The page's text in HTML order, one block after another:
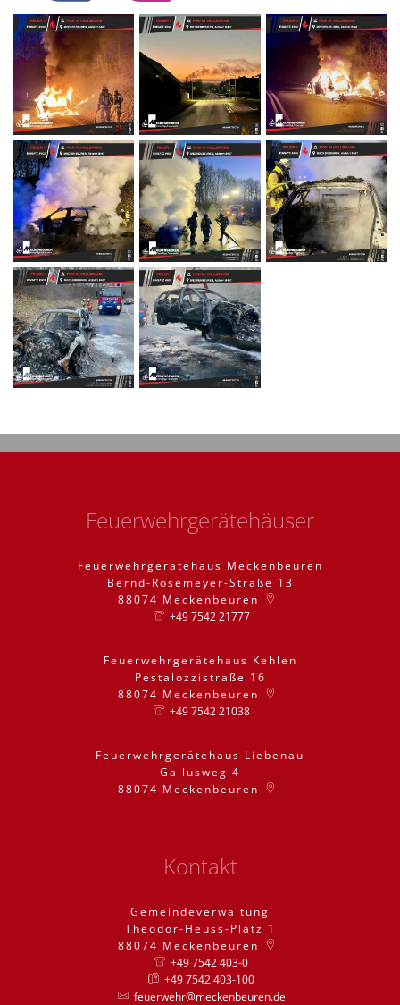
Feuerwehrgerätehäuser
Feuerwehrgerätehaus Meckenbeuren
Bernd-Rosemeyer-Straße 13
88074 Meckenbeuren
+49 7542 21777
Feuerwehrgerätehaus Kehlen
Pestalozzistraße 16
88074 Meckenbeuren
+49 7542 21038
Feuerwehrgerätehaus Liebenau
Gallusweg 4
88074 Meckenbeuren
Kontakt
Gemeindeverwaltung
Theodor-Heuss-Platz 1
88074 Meckenbeuren
+49 7542 403-0
+49 7542 403-100
feuerwehr@meckenbeuren.de